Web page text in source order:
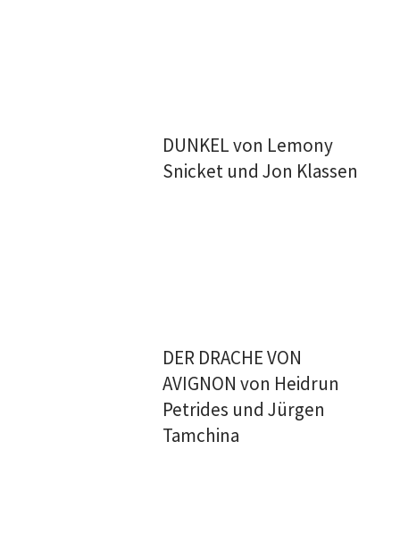
DUNKEL von Lemony
Snicket und Jon Klassen
DER DRACHE VON
AVIGNON von Heidrun
Petrides und Jürgen
Tamchina